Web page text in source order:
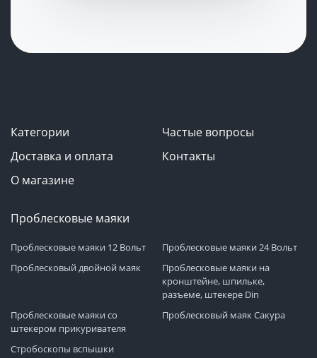
Категории
Частые вопросы
Доставка и оплата
Контакты
О магазине
Проблесковые маяки
Проблесковые маяки 12 Вольт
Проблесковые маяки 24 Вольт
Проблесковый двойной маяк
Проблесковые маяки на
кронштейне, шпильке,
разъеме, штекере Din
Проблесковые маяки со
штекером прикуривателя
Проблесковый маяк Сакура
Стробоскопы вспышки